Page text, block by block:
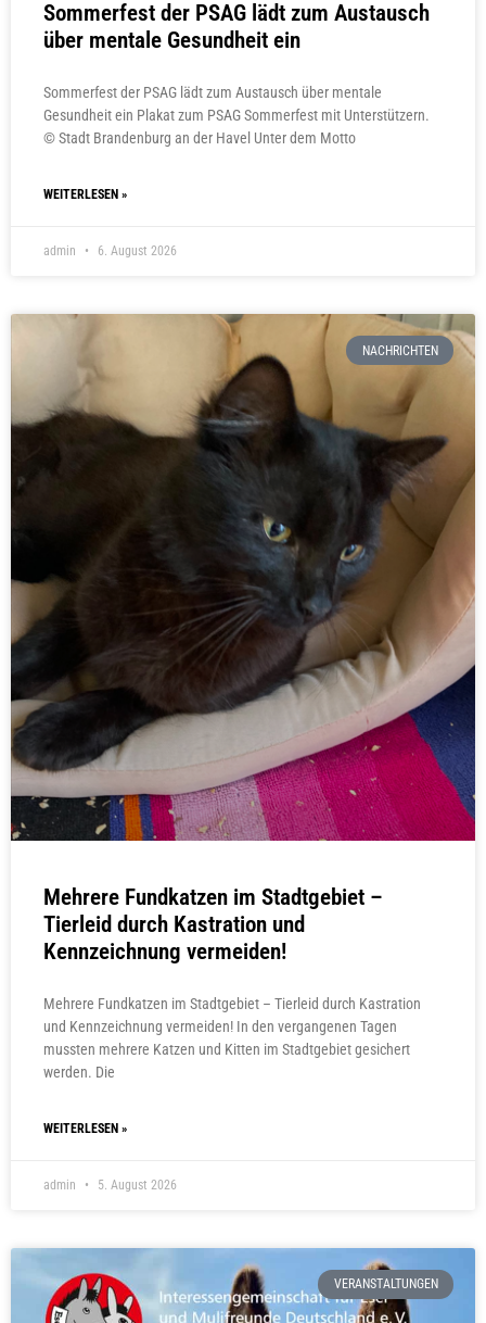
Sommerfest der PSAG lädt zum Austausch
über mentale Gesundheit ein
Sommerfest der PSAG lädt zum Austausch über mentale
Gesundheit ein Plakat zum PSAG Sommerfest mit Unterstützern.
© Stadt Brandenburg an der Havel Unter dem Motto
WEITERLESEN »
admin 6. August 2026
NACHRICHTEN
Mehrere Fundkatzen im Stadtgebiet –
Tierleid durch Kastration und
Kennzeichnung vermeiden!
Mehrere Fundkatzen im Stadtgebiet – Tierleid durch Kastration
und Kennzeichnung vermeiden! In den vergangenen Tagen
mussten mehrere Katzen und Kitten im Stadtgebiet gesichert
werden. Die
WEITERLESEN »
admin 5. August 2026
VERANSTALTUNGEN